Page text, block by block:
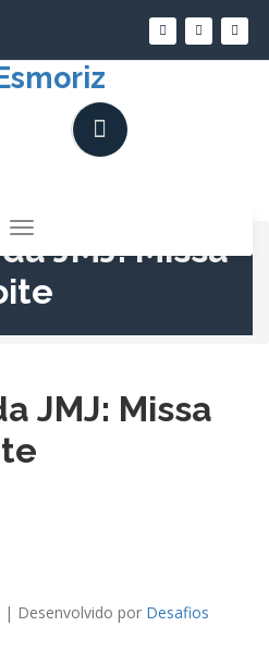
Alternar
a
JMJ: Missa
JMJ: Missa
| Desenvolvido por Desafios